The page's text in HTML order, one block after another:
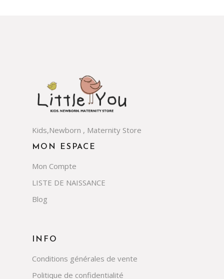
INFO
Conditions générales de vente
Politique de confidentialité
MON ESPACE
Mon Compte
LISTE DE NAISSANCE
Blog
Kids,Newborn , Maternity Store